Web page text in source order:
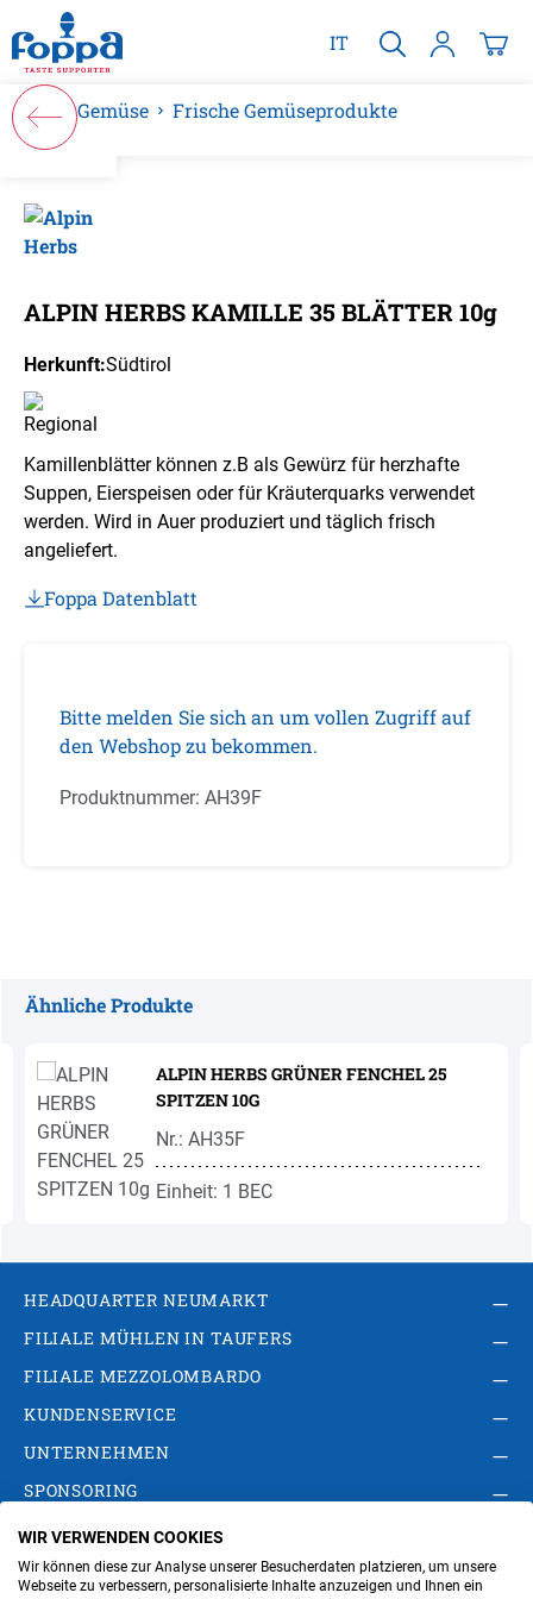
springen
IT
Gemüse Frische Gemüseprodukte
ALPIN HERBS KAMILLE 35 BLÄTTER 10g
Herkunft:Südtirol
Kamillenblätter können z.B als Gewürz für herzhafte
Suppen, Eierspeisen oder für Kräuterquarks verwendet
werden. Wird in Auer produziert und täglich frisch
angeliefert.
Foppa Datenblatt
Bitte melden Sie sich an um vollen Zugriff auf
den Webshop zu bekommen.
Produktnummer: AH39F
Ähnliche Produkte
ALPIN HERBS GRÜNER FENCHEL 25
SPITZEN 10G
Nr.: AH35F
Einheit: 1 BEC
HEADQUARTER NEUMARKT
FILIALE MÜHLEN IN TAUFERS
FILIALE MEZZOLOMBARDO
KUNDENSERVICE
UNTERNEHMEN
SPONSORING
AGB Privacy Policy
Impressum
Cookie-Einstellungen ändern
Verwaltung
WIR VERWENDEN COOKIES
Wir können diese zur Analyse unserer Besucherdaten platzieren, um unsere
Webseite zu verbessern, personalisierte Inhalte anzuzeigen und Ihnen ein